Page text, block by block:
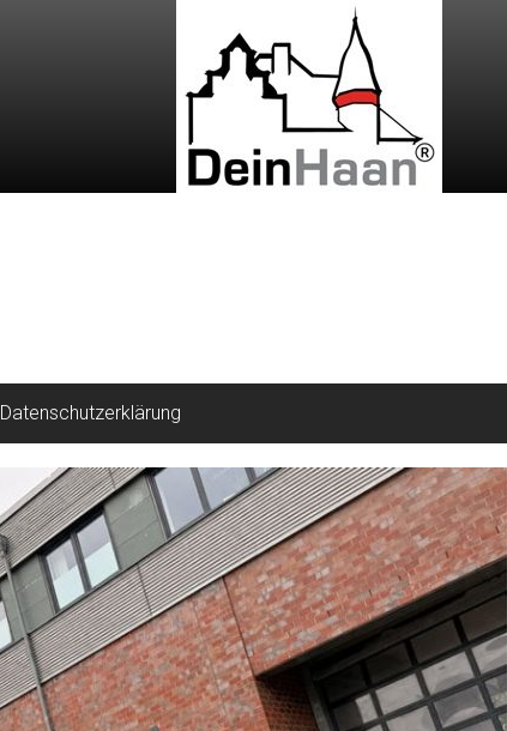
Datenschutzerklärung